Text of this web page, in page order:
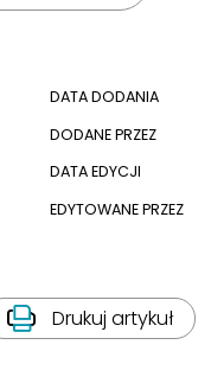
DATA DODANIA
DODANE PRZEZ
DATA EDYCJI
EDYTOWANE PRZEZ
Drukuj artykuł